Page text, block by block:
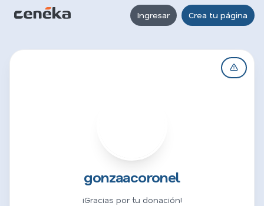
Ingresar Crea tu página
gonzaacoronel
¡Gracias por tu donación!